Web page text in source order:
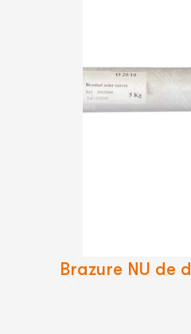
Brazure NU de